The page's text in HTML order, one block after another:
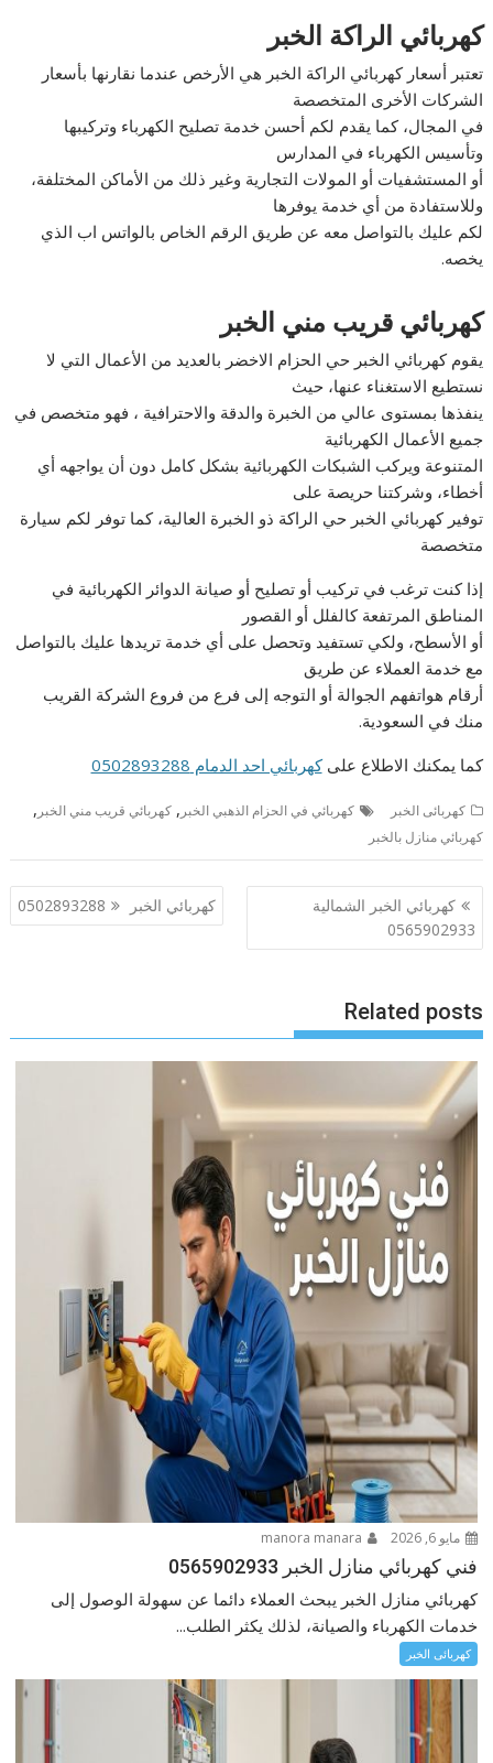
كهربائي الراكة الخبر
تعتبر أسعار كهربائي الراكة الخبر هي الأرخص عندما نقارنها بأسعار
الشركات الأخرى المتخصصة
في المجال، كما يقدم لكم أحسن خدمة تصليح الكهرباء وتركيبها
وتأسيس الكهرباء في المدارس
أو المستشفيات أو المولات التجارية وغير ذلك من الأماكن المختلفة،
وللاستفادة من أي خدمة يوفرها
لكم عليك بالتواصل معه عن طريق الرقم الخاص بالواتس اب الذي
يخصه.
كهربائي قريب مني الخبر
يقوم كهربائي الخبر حي الحزام الاخضر بالعديد من الأعمال التي لا
نستطيع الاستغناء عنها، حيث
ينفذها بمستوى عالي من الخبرة والدقة والاحترافية ، فهو متخصص في
جميع الأعمال الكهربائية
المتنوعة ويركب الشبكات الكهربائية بشكل كامل دون أن يواجهه أي
أخطاء، وشركتنا حريصة على
توفير كهربائي الخبر حي الراكة ذو الخبرة العالية، كما توفر لكم سيارة
متخصصة
إذا كنت ترغب في تركيب أو تصليح أو صيانة الدوائر الكهربائية في
المناطق المرتفعة كالفلل أو القصور
أو الأسطح، ولكي تستفيد وتحصل على أي خدمة تريدها عليك بالتواصل
مع خدمة العملاء عن طريق
أرقام هواتفهم الجوالة أو التوجه إلى فرع من فروع الشركة القريب
منك في السعودية.
كما يمكنك الاطلاع علىكهربائي احد الدمام 0502893288
كهربائى الخبر كهربائي في الحزام الذهبي الخبر ,كهربائي قريب مني الخبر ,
كهربائي منازل بالخبر
تصفّح
المقالات
كهربائي الخبر الشمالية
0565902933
كهربائي الخبر 0502893288
Related posts
مايو 6, 2026
فني كهربائي منازل الخبر 0565902933
كهربائي منازل الخبر يبحث العملاء دائما عن سهولة الوصول إلى
خدمات الكهرباء والصيانة، لذلك يكثر الطلب...
كهربائى الخبر